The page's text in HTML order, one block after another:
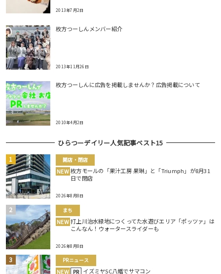
2013年7月2日
枚方つーしんメンバー紹介
2013年11月26日
枚方つーしんに広告を掲載しませんか？広告掲載について
2010年4月2日
ひらつーデイリー人気記事ベスト15
開店・閉店
NEW 枚方モールの「果汁工房 果琳」と「Triumph」が8月31
日で閉店
2026年8月8日
まち
NEW 打上川治水緑地につくってた水遊びエリア「ポッツァ」は
こんなん！ウォータースライダーも
2026年8月8日
PRニュース
NEW PR イズミヤSC八幡でサマコン